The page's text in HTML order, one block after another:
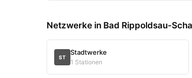
Netzwerke in Bad Rippoldsau-
ST
Stadtwerke
1 Stationen